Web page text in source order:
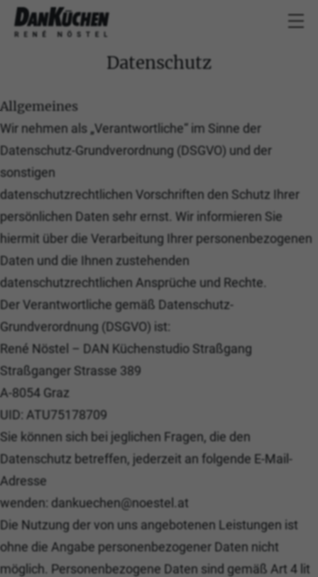
Datenschutz
Allgemeines
Wir nehmen als „Verantwortliche“ im Sinne der
Datenschutz-Grundverordnung (DSGVO) und der
sonstigen
datenschutzrechtlichen Vorschriften den Schutz Ihrer
persönlichen Daten sehr ernst. Wir informieren Sie
hiermit über die Verarbeitung Ihrer personenbezogenen
Daten und die Ihnen zustehenden
datenschutzrechtlichen Ansprüche und Rechte.
Der Verantwortliche gemäß Datenschutz-
Grundverordnung (DSGVO) ist:
René Nöstel – DAN Küchenstudio Straßgang
Straßganger Strasse 389
A-8054 Graz
UID: ATU75178709
Sie können sich bei jeglichen Fragen, die den
Datenschutz betreffen, jederzeit an folgende E-Mail-
Adresse
wenden: dankuechen@noestel.at
Die Nutzung der von uns angebotenen Leistungen ist
ohne die Angabe personenbezogener Daten nicht
möglich. Personenbezogene Daten sind gemäß Art 4 lit